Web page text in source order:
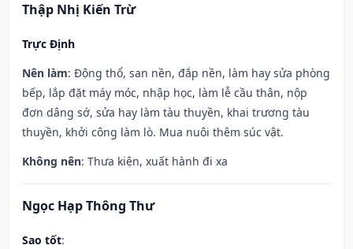
Thập Nhị Kiến Trừ
Trực Định
Nên làm: Động thổ, san nền, đắp nền, làm hay sửa phòng
bếp, lắp đặt máy móc, nhập học, làm lễ cầu thân, nộp
đơn dâng sớ, sửa hay làm tàu thuyền, khai trương tàu
thuyền, khởi công làm lò. Mua nuôi thêm súc vật.
Không nên: Thưa kiện, xuất hành đi xa
Ngọc Hạp Thông Thư
Sao tốt: